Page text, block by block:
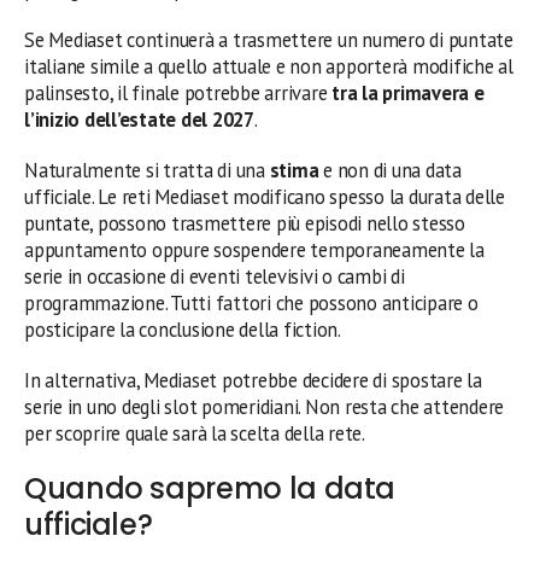
Se Mediaset continuerà a trasmettere un numero di puntate
italiane simile a quello attuale e non apporterà modifiche al
palinsesto, il finale potrebbe arrivare tra la primavera e
l’inizio dell’estate del 2027.
Naturalmente si tratta di una stimae non di una data
ufficiale. Le reti Mediaset modificano spesso la durata delle
puntate, possono trasmettere più episodi nello stesso
appuntamento oppure sospendere temporaneamente la
serie in occasione di eventi televisivi o cambi di
programmazione. Tutti fattori che possono anticipare o
posticipare la conclusione della fiction.
In alternativa, Mediaset potrebbe decidere di spostare la
serie in uno degli slot pomeridiani. Non resta che attendere
per scoprire quale sarà la scelta della rete.
Quando sapremo la data
ufficiale?